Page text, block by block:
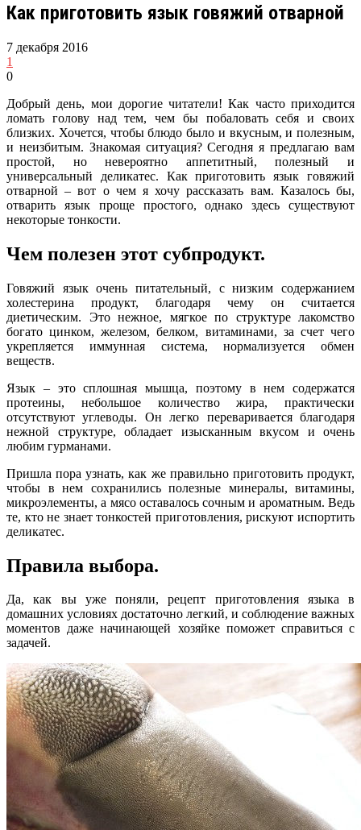
Как приготовить язык говяжий отварной
7 декабря 2016
1
0
Добрый день, мои дорогие читатели! Как часто приходится
ломать голову над тем, чем бы побаловать себя и своих
близких. Хочется, чтобы блюдо было и вкусным, и полезным,
и неизбитым. Знакомая ситуация? Сегодня я предлагаю вам
простой, но невероятно аппетитный, полезный и
универсальный деликатес. Как приготовить язык говяжий
отварной – вот о чем я хочу рассказать вам. Казалось бы,
отварить язык проще простого, однако здесь существуют
некоторые тонкости.
Чем полезен этот субпродукт.
Говяжий язык очень питательный, с низким содержанием
холестерина продукт, благодаря чему он считается
диетическим. Это нежное, мягкое по структуре лакомство
богато цинком, железом, белком, витаминами, за счет чего
укрепляется иммунная система, нормализуется обмен
веществ.
Язык – это сплошная мышца, поэтому в нем содержатся
протеины, небольшое количество жира, практически
отсутствуют углеводы. Он легко переваривается благодаря
нежной структуре, обладает изысканным вкусом и очень
любим гурманами.
Пришла пора узнать, как же правильно приготовить продукт,
чтобы в нем сохранились полезные минералы, витамины,
микроэлементы, а мясо оставалось сочным и ароматным. Ведь
те, кто не знает тонкостей приготовления, рискуют испортить
деликатес.
Правила выбора.
Да, как вы уже поняли, рецепт приготовления языка в
домашних условиях достаточно легкий, и соблюдение важных
моментов даже начинающей хозяйке поможет справиться с
задачей.